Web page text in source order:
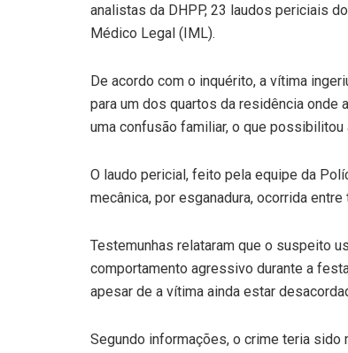
analistas da DHPP, 23 laudos periciais
Médico Legal (IML).
De acordo com o inquérito, a vítima
para um dos quartos da residência
uma confusão familiar, o que possibilitou
O laudo pericial, feito pela equipe da
mecânica, por esganadura, ocorrida
Testemunhas relataram que o suspeito
comportamento agressivo durante a
apesar de a vítima ainda estar
Segundo informações, o crime teria